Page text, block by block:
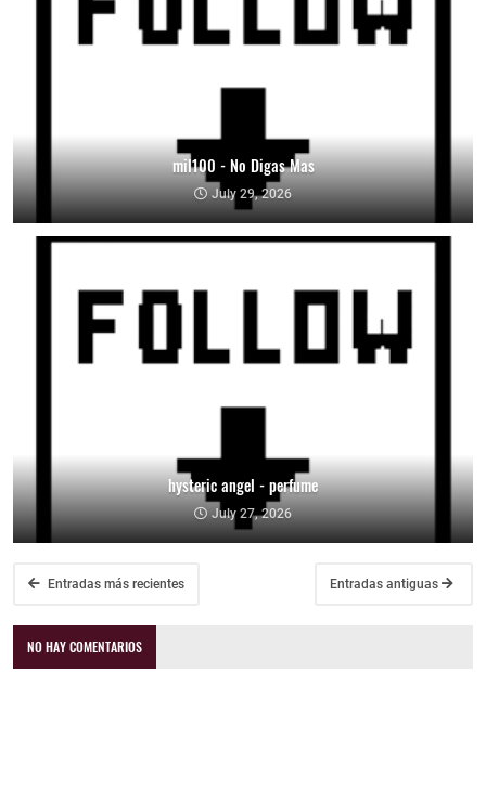
mil100 - No Digas Mas
July 29, 2026
hysteric angel - perfume
July 27, 2026
Entradas más recientes Entradas antiguas
NO HAY COMENTARIOS